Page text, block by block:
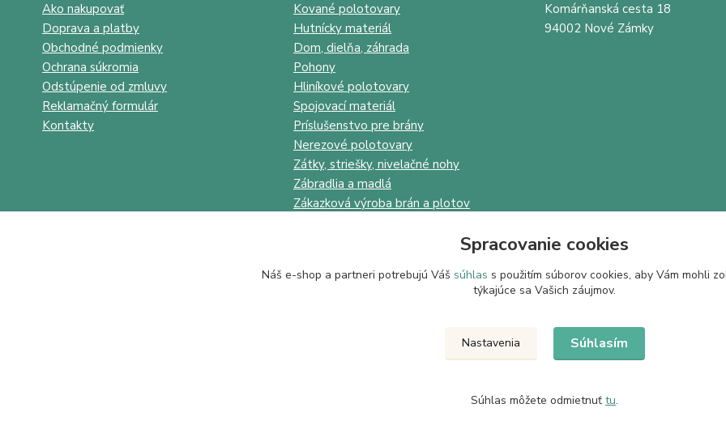
Ako nakupovať
Doprava a platby
Obchodné podmienky
Ochrana súkromia
Odstúpenie od zmluvy
Reklamačný formulár
Kontakty
Kované polotovary
Hutnícky materiál
Dom, dielňa, záhrada
Pohony
Hliníkové polotovary
Spojovací materiál
Príslušenstvo pre brány
Nerezové polotovary
Zátky, striešky, nivelačné nohy
Zábradlia a madlá
Zákazková výroba brán a plotov
Komárňanská cesta 18
94002 Nové Zámky
Upravit sběr cookies.
Spracovanie cookies
Náš e-shop a partneri potrebujú Váš súhlas s použitím súborov cookies, aby Vám mohli
týkajúce sa Vašich záujmov.
Nastavenia Súhlasím
Súhlas môžete odmietnuť tu.